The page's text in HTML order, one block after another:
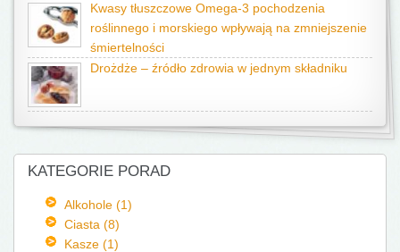
Kwasy tłuszczowe Omega-3 pochodzenia
roślinnego i morskiego wpływają na zmniejszenie
śmiertelności
Drożdże – źródło zdrowia w jednym składniku
KATEGORIE PORAD
Alkohole (1)
Ciasta (8)
Kasze (1)